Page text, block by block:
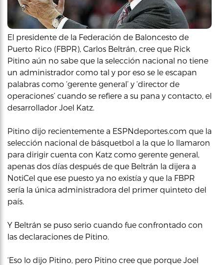
El presidente de la Federación de Baloncesto de
Puerto Rico (FBPR), Carlos Beltrán, cree que Rick
Pitino aún no sabe que la selección nacional no tiene
un administrador como tal y por eso se le escapan
palabras como ‘gerente general’ y ‘director de
operaciones’ cuando se refiere a su pana y contacto, el
desarrollador Joel Katz.
Pitino dijo recientemente a ESPNdeportes.com que la
selección nacional de básquetbol a la que lo llamaron
para dirigir cuenta con Katz como gerente general,
apenas dos días después de que Beltrán la dijera a
NotiCel que ese puesto ya no existía y que la FBPR
sería la única administradora del primer quinteto del
país.
Y Beltrán se puso serio cuando fue confrontado con
las declaraciones de Pitino.
‘Eso lo dijo Pitino, pero Pitino cree que porque Joel